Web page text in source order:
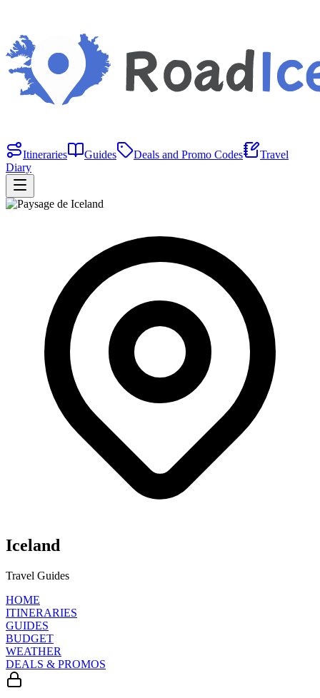
Itineraries Guides Deals and Promo Codes
Travel
Diary
Iceland
Travel Guides
HOME
ITINERARIES
GUIDES
BUDGET
WEATHER
DEALS & PROMOS